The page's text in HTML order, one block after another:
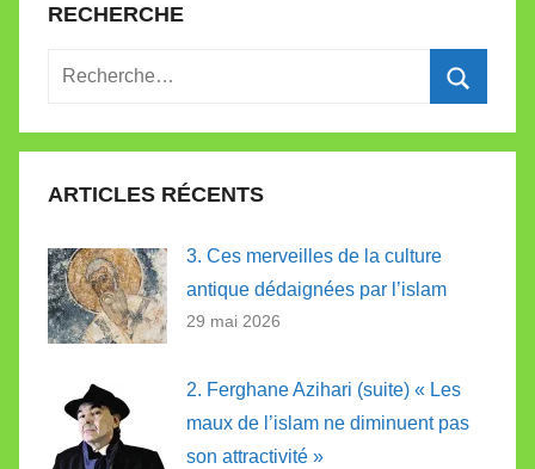
RECHERCHE
Recherche
:
ARTICLES RÉCENTS
3. Ces merveilles de la culture
antique dédaignées par l’islam
29 mai 2026
2. Ferghane Azihari (suite) « Les
maux de l’islam ne diminuent pas
son attractivité »